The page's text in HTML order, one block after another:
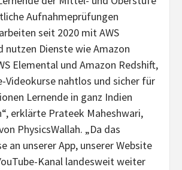
Aufnahmeprüfungen
seit 2020 mit AWS
nutzen Dienste wie Amazon
Elemental und Amazon Redshift,
Videokurse nahtlos und sicher für
Lernende in ganz Indien
erklärte Prateek Maheshwari,
PhysicsWallah. „Da das
an unserer App, unserer Website
Kanal landesweit weiter